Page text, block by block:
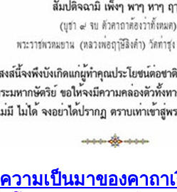
ความเป็นมาของคาถา